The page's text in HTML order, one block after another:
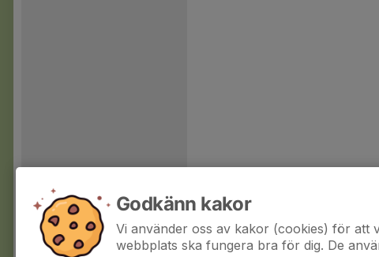
Godkänn kakor
Vi använder oss av kakor (cookies) för att
webbplats ska fungera bra för dig. De